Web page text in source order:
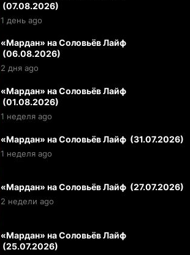
(07.08.2026)
1 день ago
«Мардан» на Соловьёв Лайф
(06.08.2026)
2 дня ago
«Мардан» на Соловьёв Лайф
(01.08.2026)
1 неделя ago
«Мардан» на Соловьёв Лайф (31.07.2026)
1 неделя ago
«Мардан» на Соловьёв Лайф (27.07.2026)
2 недели ago
«Мардан» на Соловьёв Лайф
(25.07.2026)